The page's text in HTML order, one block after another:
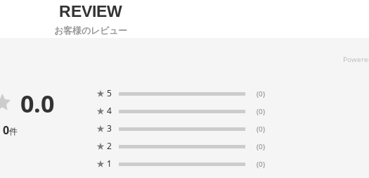
お客様のレビュー
0.0
0件
★ 5 (0)
★ 4 (0)
★ 3 (0)
★ 2 (0)
★ 1 (0)